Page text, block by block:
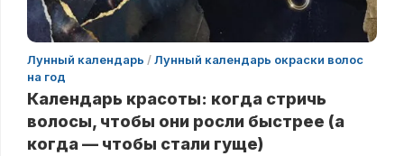
Лунный календарь /Лунный календарь окраски волос
на год
Календарь красоты: когда стричь
волосы, чтобы они росли быстрее (а
когда — чтобы стали гуще)